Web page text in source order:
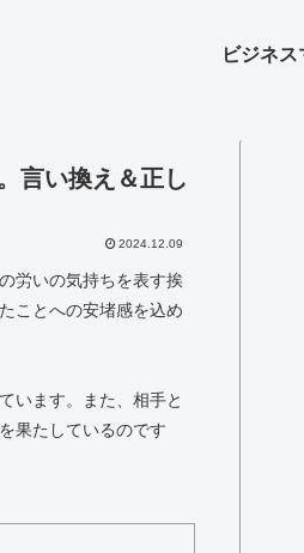
ビジネ
言い換え＆正し
2024.12.09
労いの気持ちを表す挨
ことへの安堵感を込め
います。また、相手と
果たしているのです